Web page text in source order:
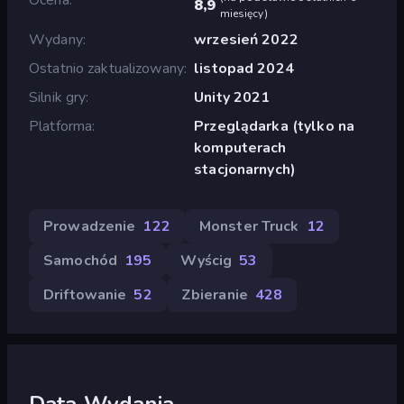
8,9 miesięcy)
Wydany
wrzesień 2022
Ostatnio zaktualizowany listopad 2024
Silnik gry
Unity 2021
Platforma
Przeglądarka (tylko na
komputerach
stacjonarnych)
Prowadzenie 122 Monster Truck 12
Samochód 195 Wyścig 53
Driftowanie 52 Zbieranie 428